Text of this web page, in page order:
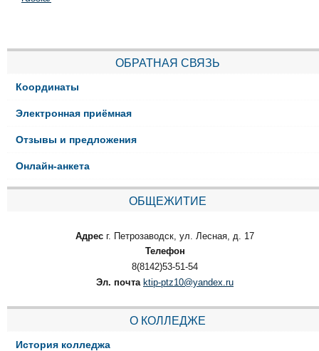
ОБРАТНАЯ СВЯЗЬ
Координаты
Электронная приёмная
Отзывы и предложения
Онлайн-анкета
ОБЩЕЖИТИЕ
Адрес г. Петрозаводск, ул. Лесная, д. 17
Телефон
8(8142)53-51-54
Эл. почта ktip-ptz10@yandex.ru
О КОЛЛЕДЖЕ
История колледжа